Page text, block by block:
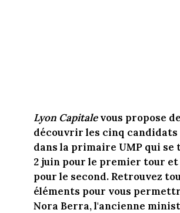
Lyon Capitalevous propose
découvrir les cinq candidats
dans la primaire UMP qui se
2 juin pour le premier tour et
pour le second. Retrouvez
éléments pour vous
Nora Berra, l'ancienne